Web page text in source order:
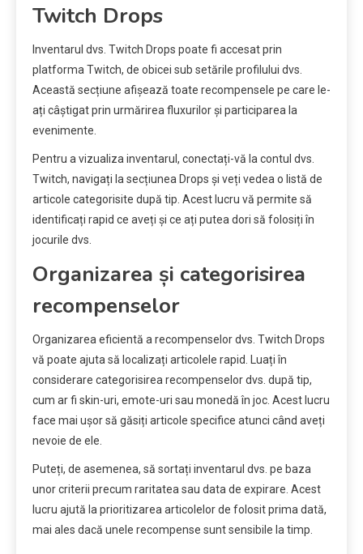
Twitch Drops
Inventarul dvs. Twitch Drops poate fi accesat prin
platforma Twitch, de obicei sub setările profilului dvs.
Această secțiune afișează toate recompensele pe care le-
ați câștigat prin urmărirea fluxurilor și participarea la
evenimente.
Pentru a vizualiza inventarul, conectați-vă la contul dvs.
Twitch, navigați la secțiunea Drops și veți vedea o listă de
articole categorisite după tip. Acest lucru vă permite să
identificați rapid ce aveți și ce ați putea dori să folosiți în
jocurile dvs.
Organizarea și categorisirea
recompenselor
Organizarea eficientă a recompenselor dvs. Twitch Drops
vă poate ajuta să localizați articolele rapid. Luați în
considerare categorisirea recompenselor dvs. după tip,
cum ar fi skin-uri, emote-uri sau monedă în joc. Acest lucru
face mai ușor să găsiți articole specifice atunci când aveți
nevoie de ele.
Puteți, de asemenea, să sortați inventarul dvs. pe baza
unor criterii precum raritatea sau data de expirare. Acest
lucru ajută la prioritizarea articolelor de folosit prima dată,
mai ales dacă unele recompense sunt sensibile la timp.